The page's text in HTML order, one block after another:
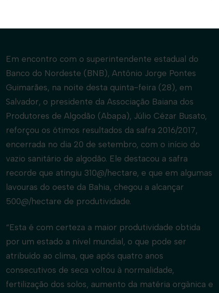
Em encontro com o superintendente estadual do
Banco do Nordeste (BNB), Antônio Jorge Pontes
Guimarães, na noite desta quinta-feira (28), em
Salvador, o presidente da Associação Baiana dos
Produtores de Algodão (Abapa), Júlio Cézar Busato,
reforçou os ótimos resultados da safra 2016/2017,
encerrada no dia 20 de setembro, com o início do
vazio sanitário de algodão. Ele destacou a safra
recorde que atingiu 310@/hectare, e que em algumas
lavouras do oeste da Bahia, chegou a alcançar
500@/hectare de produtividade.
“Esta é com certeza a maior produtividade obtida
por um estado a nível mundial, o que pode ser
atribuído ao clima, que após quatro anos
consecutivos de seca voltou à normalidade,
fertilização dos solos, aumento da matéria orgânica e